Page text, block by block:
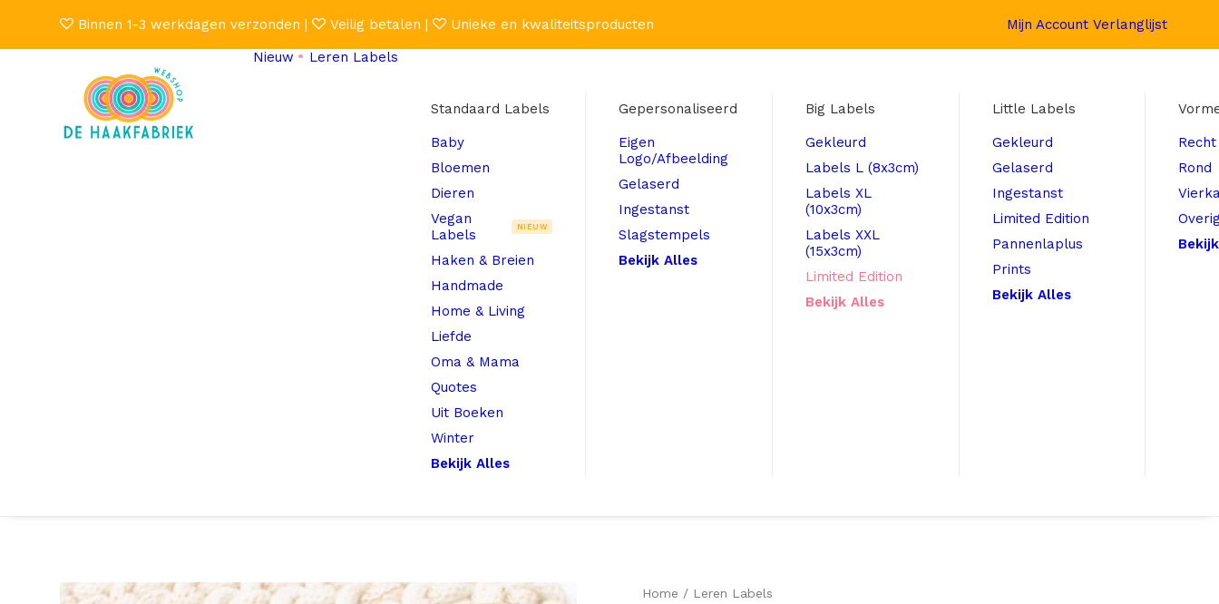
Binnen 1-3 werkdagen verzonden | Veilig betalen | Unieke en kwaliteitsproducten Mijn Account Verlanglijst
Nieuw
Leren Labels
Standaard Labels
Baby
Bloemen
Dieren
Vegan
Labels
NIEUW
Haken & Breien
Handmade
Home & Living
Liefde
Oma & Mama
Quotes
Uit Boeken
Winter
Bekijk Alles
Gepersonaliseerd
Eigen
Logo/Afbeelding
Gelaserd
Ingestanst
Slagstempels
Bekijk Alles
Big Labels
Gekleurd
Labels L (8x3cm)
Labels XL
(10x3cm)
Labels XXL
(15x3cm)
Limited Edition
Bekijk Alles
Little Labels
Gekleurd
Gelaserd
Ingestanst
Limited Edition
Pannenlaplus
Prints
Bekijk Alles
Recht
Rond
Home
Leren Labels